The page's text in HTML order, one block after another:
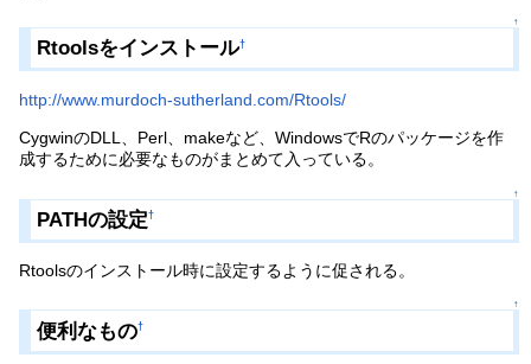
↑
Rtoolsをインストール†
http://www.murdoch-sutherland.com/Rtools/
CygwinのDLL、Perl、makeなど、WindowsでRのパッケージを作
成するために必要なものがまとめて入っている。
↑
PATHの設定†
Rtoolsのインストール時に設定するように促される。
↑
便利なもの†